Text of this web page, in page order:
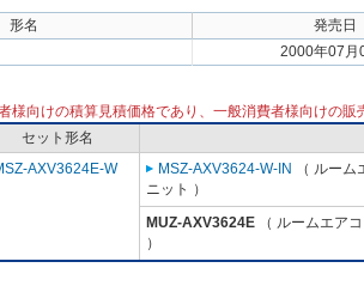
形名
発売日
2000年07月
様向けの積算見積価格であり、一般消費者様向けの販
セット形名
AXV3624E-W
MSZ-AXV3624-W-IN
（ ルー
ニット ）
MUZ-AXV3624E （ ルームエア
）